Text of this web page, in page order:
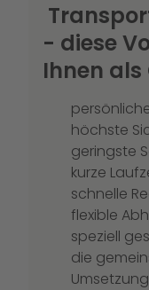
- diese
Ihnen
höchste
geringste
kurze
schnelle
flexible
speziell
die